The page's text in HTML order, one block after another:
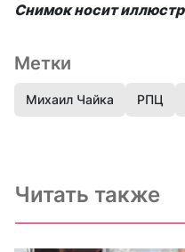
Снимок носит
Метки
Михаил Чайка РПЦ
Читать также